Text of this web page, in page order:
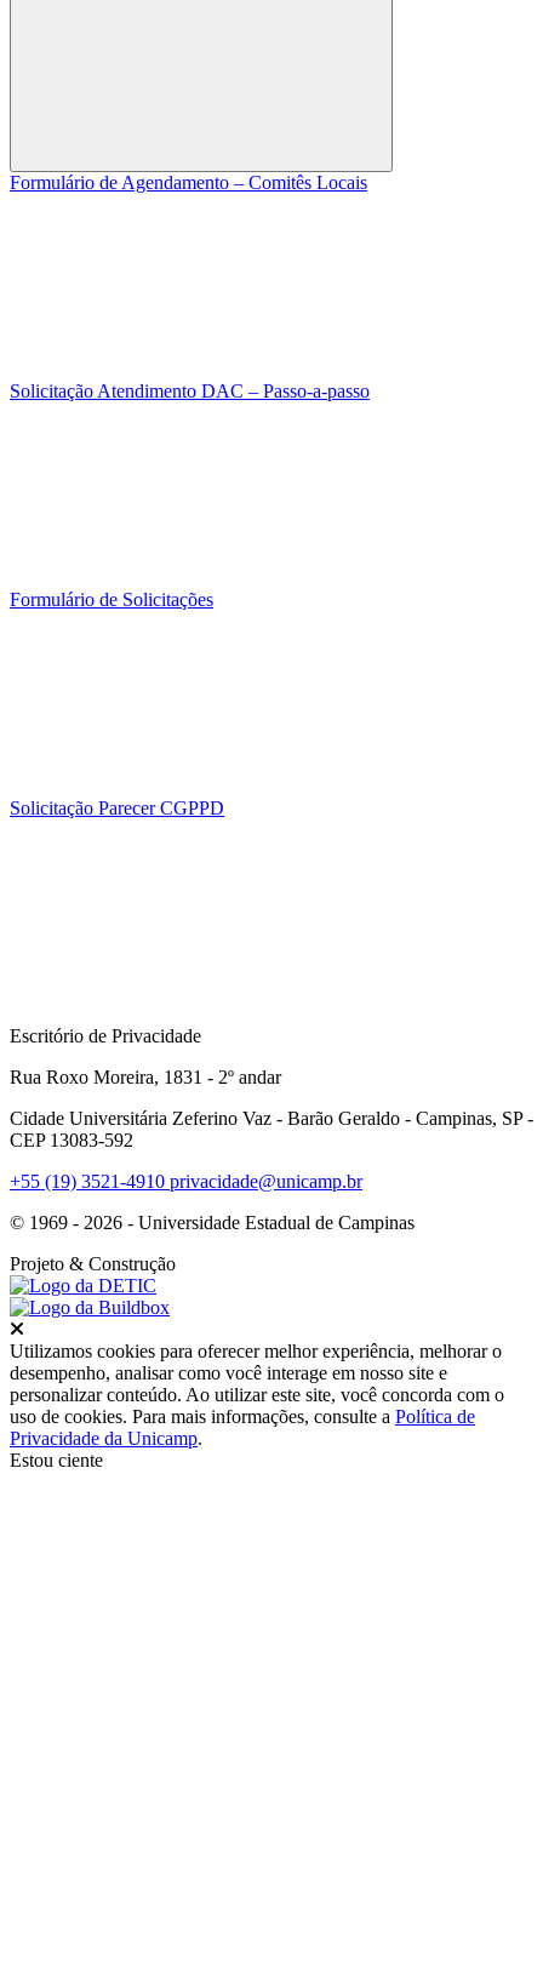
Buscar
Formulário de Agendamento – Comitês Locais
Solicitação Atendimento DAC – Passo-a-passo
Formulário de Solicitações
Solicitação Parecer CGPPD
Escritório de Privacidade
Rua Roxo Moreira, 1831 - 2º andar
Cidade Universitária Zeferino Vaz - Barão Geraldo - Campinas, SP -
CEP 13083-592
+55 (19) 3521-4910 privacidade@unicamp.br
© 1969 - 2026 - Universidade Estadual de Campinas
Projeto & Construção
Utilizamos cookies para oferecer melhor experiência, melhorar o
desempenho, analisar como você interage em nosso site e
personalizar conteúdo. Ao utilizar este site, você concorda com o
uso de cookies. Para mais informações, consulte a Política de
Privacidade da Unicamp.
Estou ciente